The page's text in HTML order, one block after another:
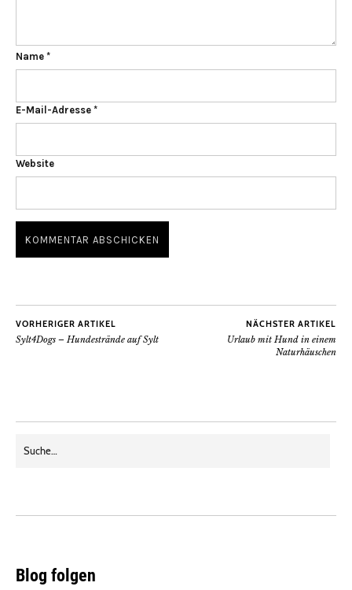
Name *
E-Mail-Adresse *
Website
VORHERIGER ARTIKEL
Sylt4Dogs – Hundestrände auf Sylt
NÄCHSTER ARTIKEL
Urlaub mit Hund in einem
Naturhäuschen
Blog folgen